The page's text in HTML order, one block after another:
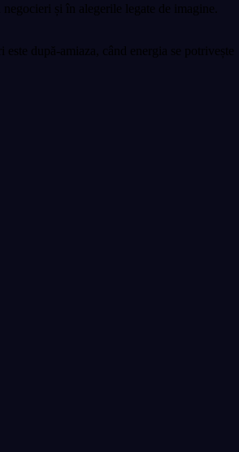
și în alegerile legate de imagine.
după-amiaza, când energia se potrivește